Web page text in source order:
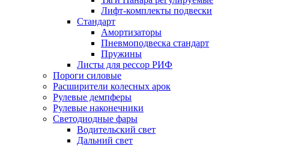
Лифт-комплекты подвески
Стандарт
Амортизаторы
Пневмоподвеска стандарт
Пружины
Листы для рессор РИФ
Пороги силовые
Расширители колесных арок
Рулевые демпферы
Рулевые наконечники
Светодиодные фары
Водительский свет
Дальний свет